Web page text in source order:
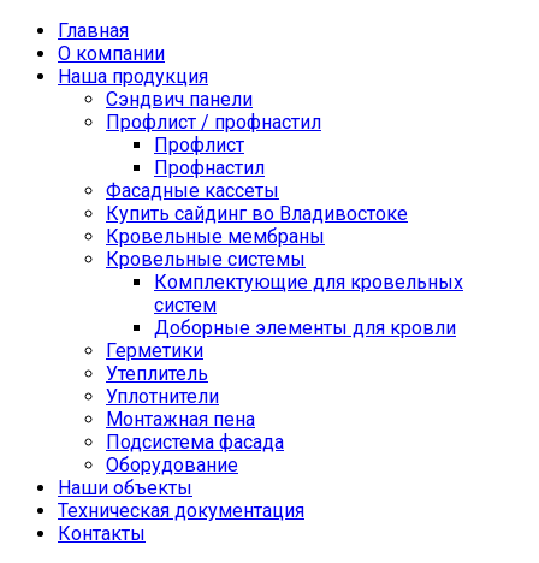
Главная
О компании
Наша продукция
Сэндвич панели
Профлист / профнастил
Профлист
Профнастил
Фасадные кассеты
Купить сайдинг во Владивостоке
Кровельные мембраны
Кровельные системы
Комплектующие для кровельных
систем
Доборные элементы для кровли
Герметики
Утеплитель
Уплотнители
Монтажная пена
Подсистема фасада
Оборудование
Наши объекты
Техническая документация
Контакты